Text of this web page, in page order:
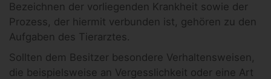
Bezeichnen der vorliegenden Krankheit sowie der
Prozess, der hiermit verbunden ist, gehören zu den
Aufgaben des Tierarztes.
Sollten dem Besitzer besondere Verhaltensweisen,
die beispielsweise an Vergesslichkeit oder eine Art